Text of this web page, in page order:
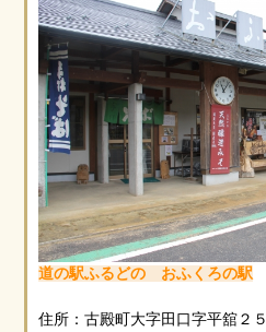
道の駅ふるどの おふくろの駅
住所：古殿町大字田口字平舘２５